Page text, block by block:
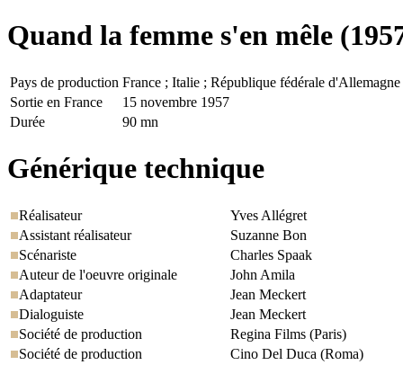
Quand la femme s'en mêle
Pays de production France ; Italie ; République fédérale d'Allemagne
Sortie en France
15 novembre 1957
Durée
90 mn
Générique technique
Réalisateur
Yves Allégret
Assistant réalisateur
Suzanne Bon
Scénariste
Charles Spaak
Auteur de l'oeuvre originale
John Amila
Adaptateur
Jean Meckert
Dialoguiste
Jean Meckert
Société de production
Regina Films (Paris)
Société de production
Cino Del Duca (Roma)